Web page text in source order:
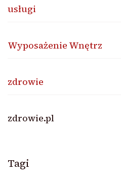
usługi
Wyposażenie Wnętrz
zdrowie
zdrowie.pl
Tagi